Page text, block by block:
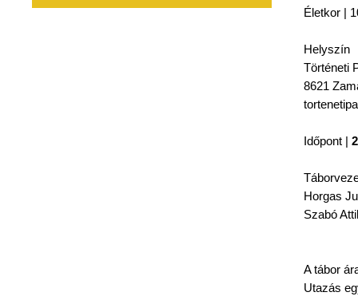
Életkor |
Helyszín
Történeti
8621
Időpont |
Horgas
Szabó
Atábor
Utazás